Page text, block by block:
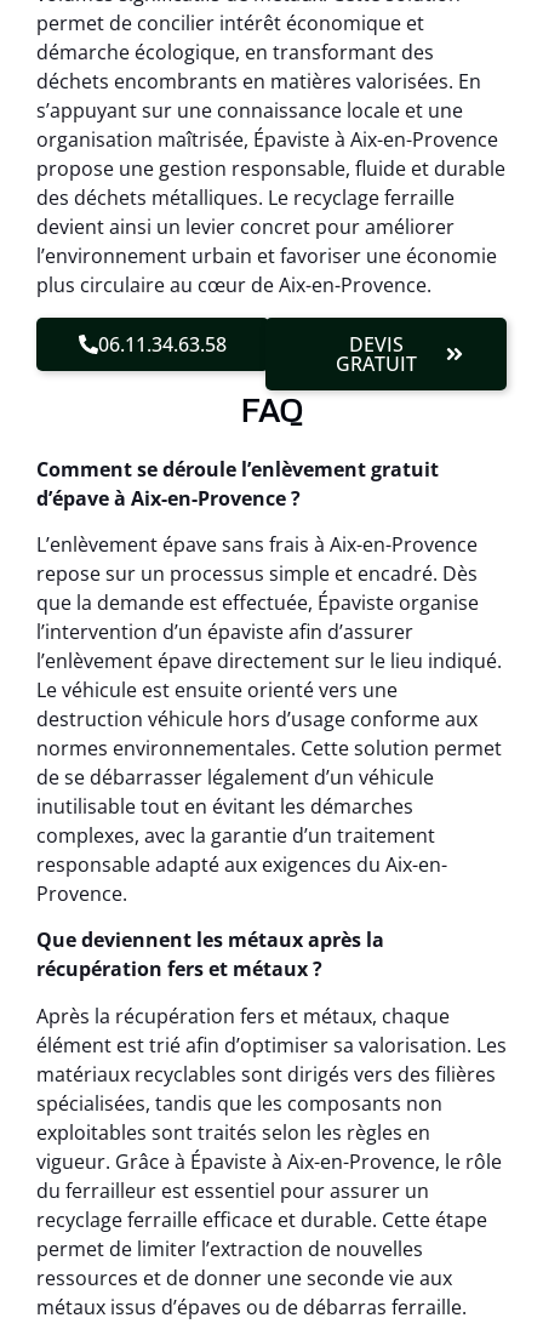
permet de concilier intérêt économique et
démarche écologique, en transformant des
déchets encombrants en matières valorisées. En
s’appuyant sur une connaissance locale et une
organisation maîtrisée, Épaviste à Aix-en-Provence
propose une gestion responsable, fluide et durable
des déchets métalliques. Le recyclage ferraille
devient ainsi un levier concret pour améliorer
l’environnement urbain et favoriser une économie
plus circulaire au cœur de Aix-en-Provence.
06.11.34.63.58 DEVIS
GRATUIT
FAQ
Comment se déroule l’enlèvement gratuit
d’épave à Aix-en-Provence ?
L’enlèvement épave sans frais à Aix-en-Provence
repose sur un processus simple et encadré. Dès
que la demande est effectuée, Épaviste organise
l’intervention d’un épaviste afin d’assurer
l’enlèvement épave directement sur le lieu indiqué.
Le véhicule est ensuite orienté vers une
destruction véhicule hors d’usage conforme aux
normes environnementales. Cette solution permet
de se débarrasser légalement d’un véhicule
inutilisable tout en évitant les démarches
complexes, avec la garantie d’un traitement
responsable adapté aux exigences du Aix-en-
Provence.
Que deviennent les métaux après la
récupération fers et métaux ?
Après la récupération fers et métaux, chaque
élément est trié afin d’optimiser sa valorisation. Les
matériaux recyclables sont dirigés vers des filières
spécialisées, tandis que les composants non
exploitables sont traités selon les règles en
vigueur. Grâce à Épaviste à Aix-en-Provence, le rôle
du ferrailleur est essentiel pour assurer un
recyclage ferraille efficace et durable. Cette étape
permet de limiter l’extraction de nouvelles
ressources et de donner une seconde vie aux
métaux issus d’épaves ou de débarras ferraille.